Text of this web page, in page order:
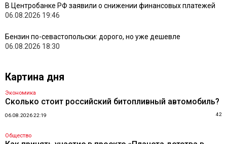
В Центробанке РФ заявили о снижении финансовых платежей
06.08.2026 19:46
Бензин по-севастопольски: дорого, но уже дешевле
06.08.2026 18:30
Картина дня
Экономика
Сколько стоит российский битопливный автомобиль?
06.08.2026 22:19 42
Общество